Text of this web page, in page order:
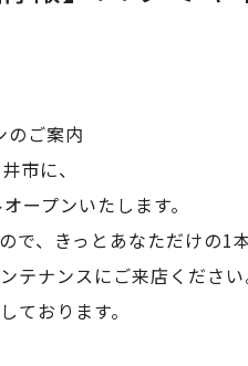
市に、
ープンいたします。
で、きっとあなただけの1
テナンスにご来店ください
ております。